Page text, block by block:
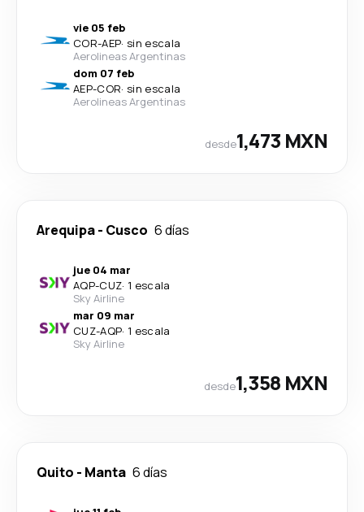
vie 05 feb
COR-AEP· sin escala
Aerolineas Argentinas
dom 07 feb
AEP-COR· sin escala
Aerolineas Argentinas
desde1,473 MXN
Arequipa- Cusco 6 días
jue 04 mar
AQP-CUZ· 1 escala
Sky Airline
mar 09 mar
CUZ-AQP· 1 escala
Sky Airline
desde1,358 MXN
Quito - Manta 6 días